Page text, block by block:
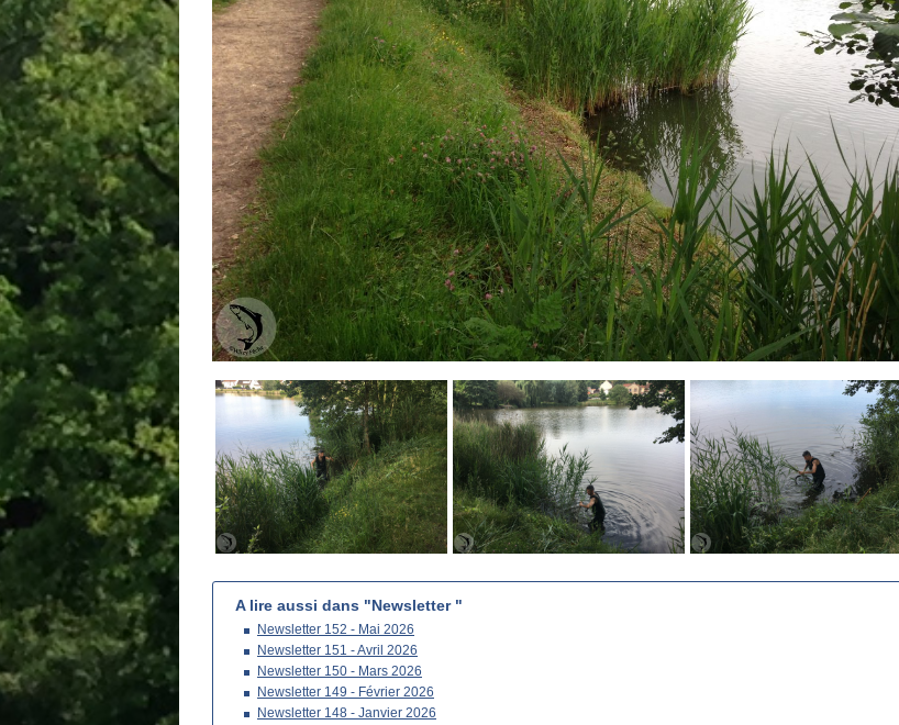
A lire aussi dans "Newsletter "
Newsletter 152 - Mai 2026
Newsletter 151 - Avril 2026
Newsletter 150 - Mars 2026
Newsletter 149 - Février 2026
Newsletter 148 - Janvier 2026